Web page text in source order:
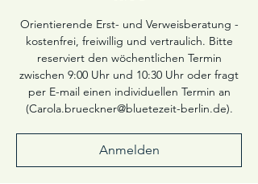
Orientierende Erst- und Verweisberatung -
kostenfrei, freiwillig und vertraulich. Bitte
reserviert den wöchentlichen Termin
zwischen 9:00 Uhr und 10:30 Uhr oder fragt
per E-mail einen individuellen Termin an
(Carola.brueckner@bluetezeit-berlin.de).
Anmelden